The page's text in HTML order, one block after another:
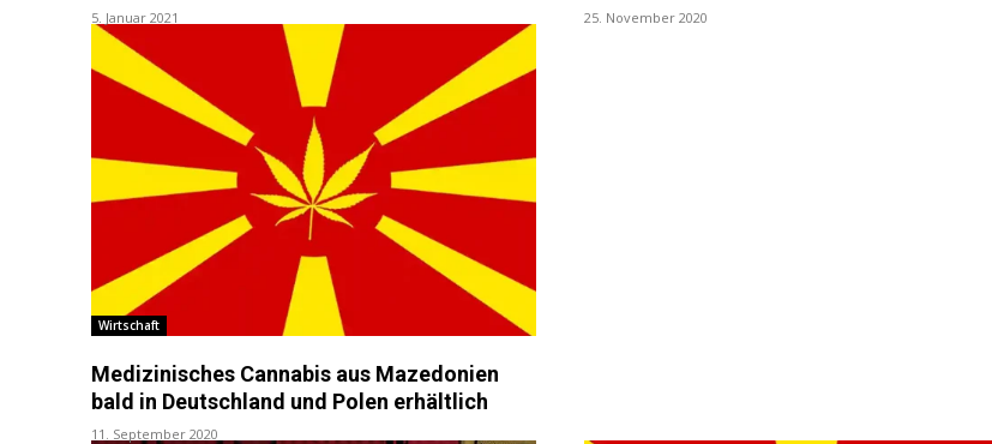
5. Januar 2021 25. November 2020
Wirtschaft
Medizinisches Cannabis aus Mazedonien
bald in Deutschland und Polen erhältlich
11. September 2020